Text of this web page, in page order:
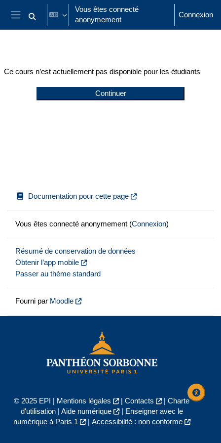
Passer au contenu principal
Panneau latéral
Activer/désactiver la saisie de recherche
Vous êtes connecté
anonymement
Connexion
Ce cours n’est actuellement pas disponible pour les étudiants
Continuer
Documentation pour cette page
Vous êtes connecté anonymement (Connexion)
Résumé de conservation de données
Obtenir l’app mobile
Passer au thème standard
Fourni par Moodle
© 2025 EPI | Mentions légales | Contacts | Charte
d'utilisation| Aide numérique |
Enseigner avec le
numérique à Paris 1
| Accessibilité : non conforme